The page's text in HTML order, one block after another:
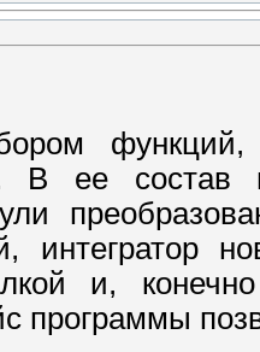
В ее состав
интегратор
и,
программы